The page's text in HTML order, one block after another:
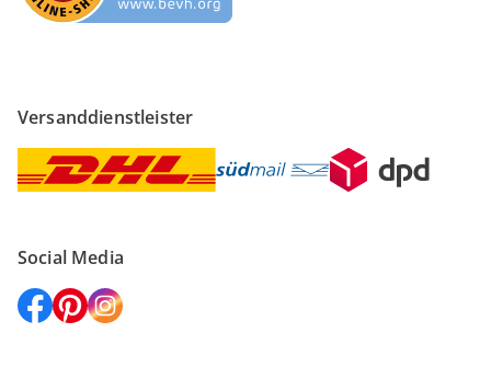
Versanddienstleister
Social Media